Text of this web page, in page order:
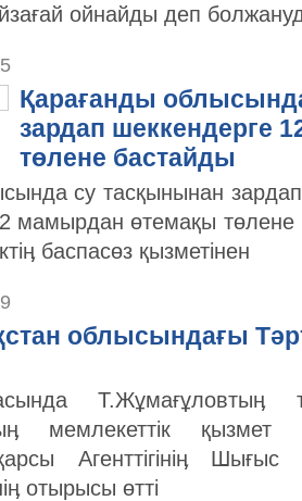
ойнайды деп
Қарағанды
зардап шеккендерге
төлене бастайды
су тасқынынан
мамырдан өтемақы
баспасөз қызметінен
облысындағы
Т.Жұмағұловтыӊ
мемлекеттік
Агенттігініӊ Шығыс
отырысы өтті